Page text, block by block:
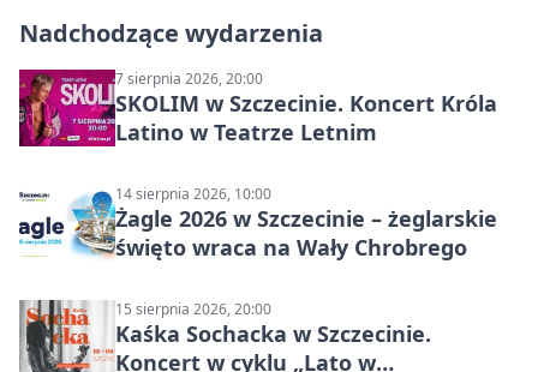
Nadchodzące wydarzenia
7 sierpnia 2026, 20:00
SKOLIM w Szczecinie. Koncert Króla
Latino w Teatrze Letnim
14 sierpnia 2026, 10:00
Żagle 2026 w Szczecinie – żeglarskie
święto wraca na Wały Chrobrego
15 sierpnia 2026, 20:00
Kaśka Sochacka w Szczecinie.
Koncert w cyklu „Lato w